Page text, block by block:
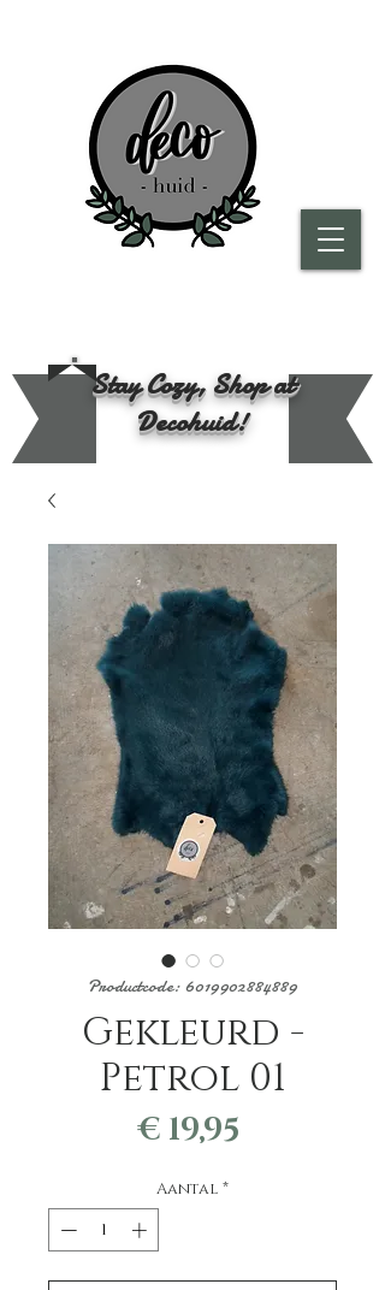
Stay Cozy, Shop at
Decohuid!
Productcode: 6019902884889
Gekleurd -
Petrol 01
€ 19,95
Aantal *